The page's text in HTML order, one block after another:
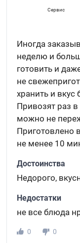
Сервис
Иногда
неделю и
готовить и
не
хранить и
Привозят раз
можно не
Приготовлено
не менее 10
Достоинства
Недорого,
Недостатки
не все блюда
0 0